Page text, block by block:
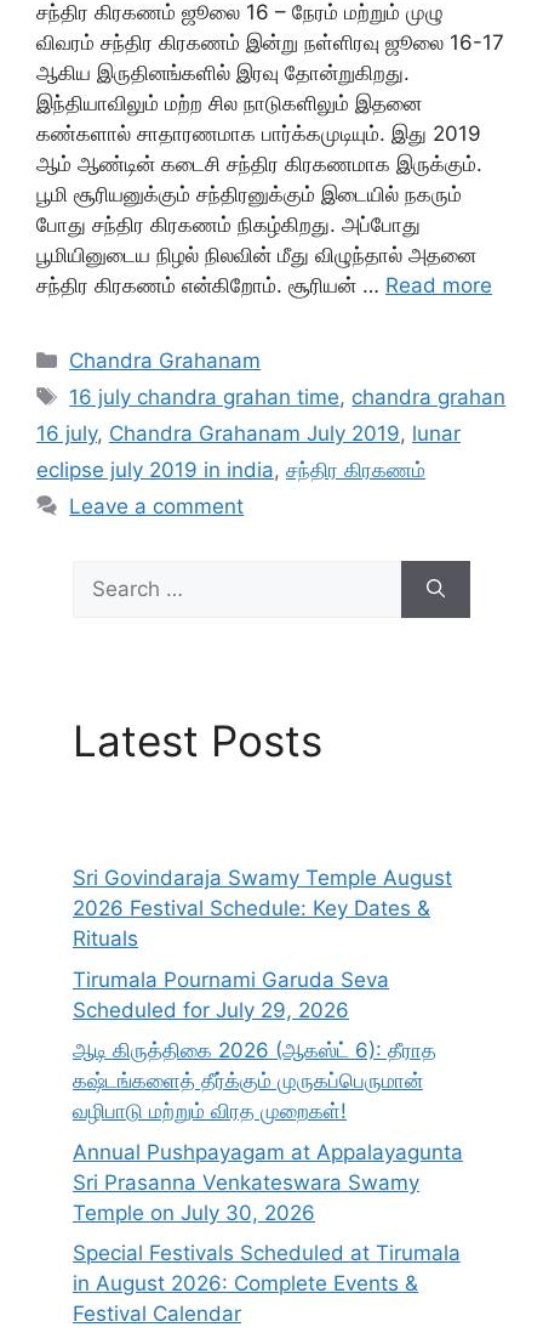
சந்திர கிரகணம் ஜூலை 16 – நேரம் மற்றும் முழு
விவரம் சந்திர கிரகணம் இன்று நள்ளிரவு ஜூலை 16-17
ஆகிய இருதினங்களில் இரவு தோன்றுகிறது.
இந்தியாவிலும் மற்ற சில நாடுகளிலும் இதனை
கண்களால் சாதாரணமாக பார்க்கமுடியும். இது 2019
ஆம் ஆண்டின் கடைசி சந்திர கிரகணமாக இருக்கும்.
பூமி சூரியனுக்கும் சந்திரனுக்கும் இடையில் நகரும்
போது சந்திர கிரகணம் நிகழ்கிறது. அப்போது
பூமியினுடைய நிழல் நிலவின் மீது விழுந்தால் அதனை
சந்திர கிரகணம் என்கிறோம். சூரியன் … Read more
Categories
Chandra Grahanam
Tags
16 july chandra grahan time, chandra grahan
16 july, Chandra Grahanam July 2019, lunar
eclipse july 2019 in india, சந்திர கிரகணம்
Leave a comment
Search
for:
Latest Posts
Sri Govindaraja Swamy Temple August
2026 Festival Schedule: Key Dates &
Rituals
Tirumala Pournami Garuda Seva
Scheduled for July 29, 2026
ஆடி கிருத்திகை 2026 (ஆகஸ்ட் 6): தீராத
கஷ்டங்களைத் தீர்க்கும் முருகப்பெருமான்
வழிபாடு மற்றும் விரத முறைகள்!
Annual Pushpayagam at Appalayagunta
Sri Prasanna Venkateswara Swamy
Temple on July 30, 2026
Special Festivals Scheduled at Tirumala
in August 2026: Complete Events &
Festival Calendar